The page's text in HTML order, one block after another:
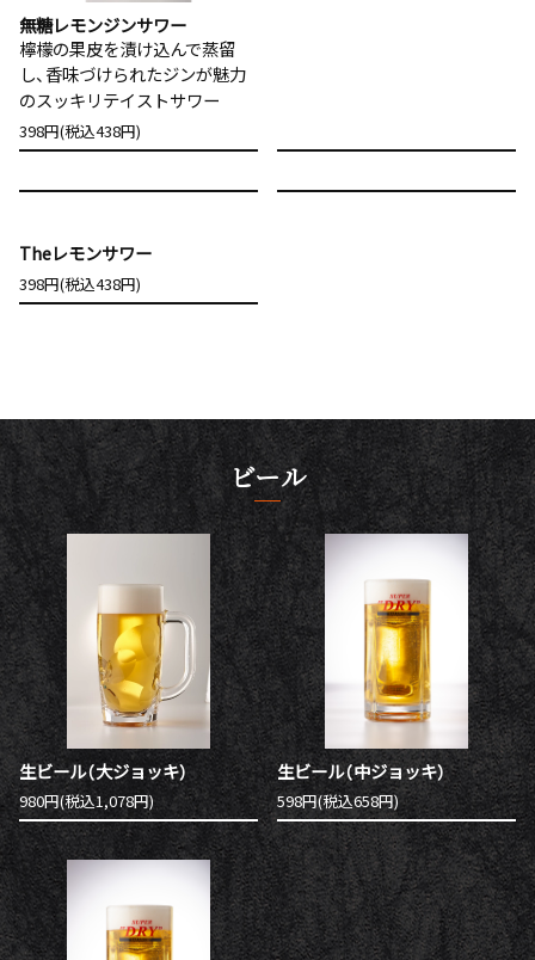
無糖レモンジンサワー
檸檬の果皮を漬け込んで蒸留
し、香味づけられたジンが魅力
のスッキリテイストサワー
398円(税込438円)
Theレモンサワー
398円(税込438円)
ビール
生ビール（大ジョッキ）
980円(税込1,078円)
生ビール（中ジョッキ）
598円(税込658円)